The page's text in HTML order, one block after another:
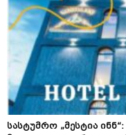
სასტუმრო „მესტია